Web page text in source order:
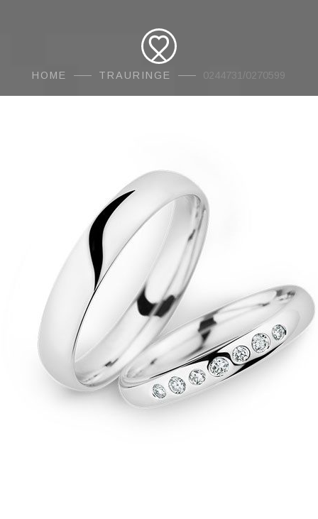
TRAURINGE
HOME TRAURINGE 0244731/0270599